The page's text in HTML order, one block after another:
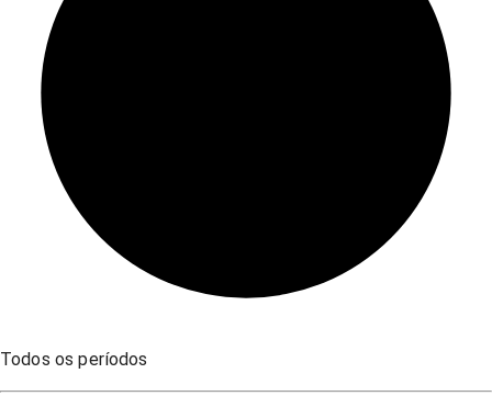
Todos os períodos